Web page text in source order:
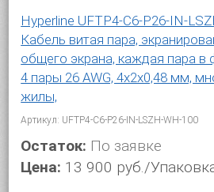
Hyperline UFTP4-C6-P26-IN-
Кабель витая пара,
общего экрана, каждая пара в
4 пары 26 AWG, 4х2х0,48 мм,
жилы,
Артикул: UFTP4-C6-P26-IN-LSZH-WH-100
Остаток: По заявке
Цена: 13 900 руб./